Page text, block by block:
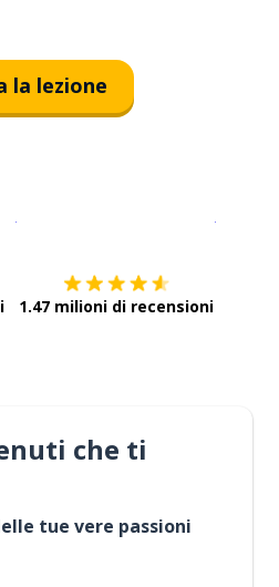
la lezione
1.47 milioni di recensioni
che ti
tue vere passioni